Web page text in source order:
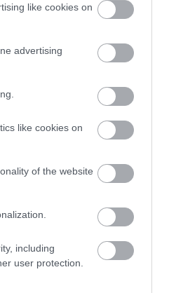
like cookies on
advertising
like cookies on
of the website
including
user protection.